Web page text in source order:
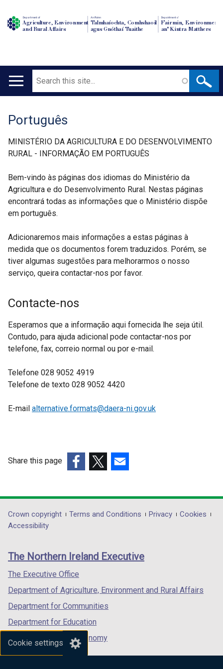
Cookie settings
Department of
Agriculture, Environment
and Rural Affairs
An Roinn
Talmhaíochta, Comhshaoil
agus Gnóthaí Tuaithe
Depairtment o'
Fairmin, Environment
an' Kintra Matthers
Main
Search
Translation
help
Português
MINISTÉRIO DA AGRICULTURA E DO DESENVOLVIMENTO
RURAL - INFORMAÇÃO EM PORTUGUÊS
Bem-vindo às páginas dos idiomas do Ministério da
Agricultura e do Desenvolvimento Rural. Nestas páginas
encontrará todas as informações que o Ministério dispõe
em português.
Adicionaremos mais informações a estas páginas à
medida que os documentos forem traduzidos. Porém, se
tiver algumas sugestões para melhorarmos o nosso
serviço, queira contactar-nos por favor.
Contacte-nos
Esperamos que a informação aqui fornecida lhe seja útil.
Contudo, para ajuda adicional pode contactar-nos por
telefone, fax, correio normal ou por e-mail.
Telefone 028 9052 4919
Telefone de texto 028 9052 4420
E-mail alternative.formats@daera-ni.gov.uk
Share this page
opens
in
/
tab)
opens
in
/
opens
in
/
Department
footer
links
Crown copyright Terms and Conditions Privacy
Cookies
Accessibility
The Northern Ireland Executive
The Executive Office
Department of Agriculture, Environment and Rural Affairs
Department for Communities
Department for Education
Department for the Economy
Department of Finance